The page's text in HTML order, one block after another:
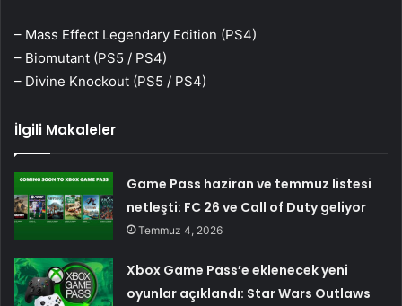
– Mass Effect Legendary Edition (PS4)
– Biomutant (PS5 / PS4)
– Divine Knockout (PS5 / PS4)
İlgili Makaleler
Game Pass haziran ve temmuz listesi
netleşti: FC 26 ve Call of Duty geliyor
Temmuz 4, 2026
Xbox Game Pass’e eklenecek yeni
oyunlar açıklandı: Star Wars Outlaws